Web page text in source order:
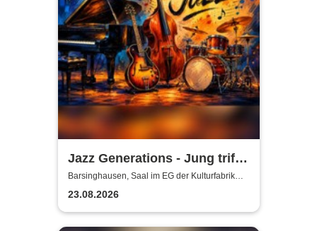
Jazz Generations - Jung trifft
Alt
Barsinghausen, Saal im EG der Kulturfabrik
Krawatte
23.08.2026